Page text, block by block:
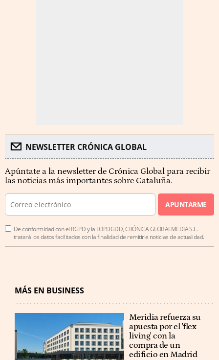
NEWSLETTER CRÓNICA GLOBAL
Apúntate a la newsletter de Crónica Global para recibir
las noticias más importantes sobre Cataluña.
APUNTARME
De conformidad con el RGPD y la LOPDGDD, CRÓNICA GLOBALMEDIA S.L.
tratará los datos facilitados con la finalidad de remitirle noticias de actualidad.
MÁS EN BUSINESS
Meridia refuerza su
apuesta por el 'flex
living' con la
compra de un
edificio en Madrid